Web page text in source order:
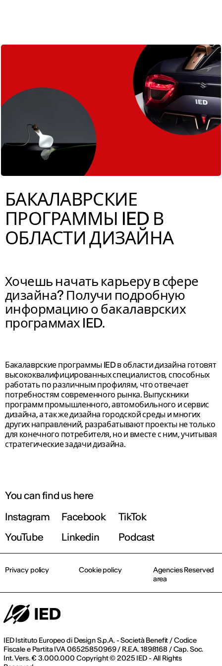
БАКАЛАВРСКИЕ
ПРОГРАММЫ IED В
ОБЛАСТИ ДИЗАЙНА
Хочешь начать карьеру в сфере
дизайна? Получи подробную
информацию о бакалаврских
программах IED.
Бакалаврские программы IED в области дизайна готовят
высококвалифицированных специалистов, способных
работать по различным профилям, что отвечает
потребностям современного рынка. Выпускники
программ промышленного, автомобильного и сервис
дизайна, а так же дизайна городской среды и многих
других направлений, разрабатывают проекты не только
для конечного потребителя, но и вместе с ним, учитывая
стратегические задачи дизайна.
You can find us here
Instagram
Facebook
TikTok
YouTube
Linkedin Podcast
IED Istituto Europeo di Design S.p.A. - Società Benefit / Codice
Fiscale e Partita IVA 06525850969 / R.E.A. 1898168 / Cap. Soc.
Int. Vers. € 3.000.000 Copyright © 2025 IED - All Rights
Privacy policy Cookie policy
Agencies Reserved
area